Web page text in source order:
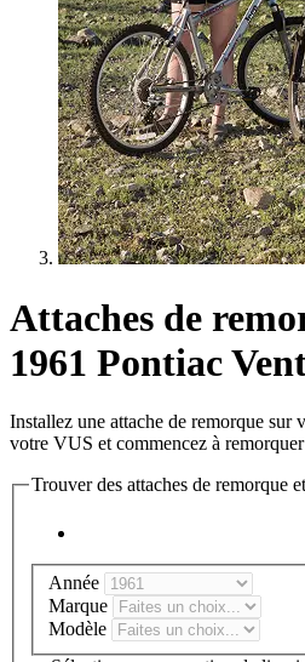
Attaches de
1961 Pontiac
Installez une attache de remorque sur
votre VUS et commencez à
Trouver des attaches de remorque
Année
Marque
Modèle